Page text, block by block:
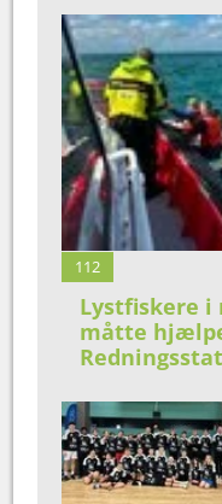
112
Lystfiskere i
måtte